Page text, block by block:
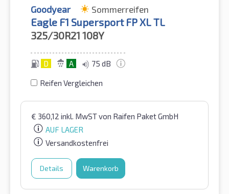
Goodyear Sommerreifen
Eagle F1 Supersport FP XL TL
325/30R21 108Y
D A 75 dB
Reifen Vergleichen
€ 360,12 inkl. MwSTvon Raifen Paket GmbH
AUF LAGER
Versandkostenfrei
Details Warenkorb